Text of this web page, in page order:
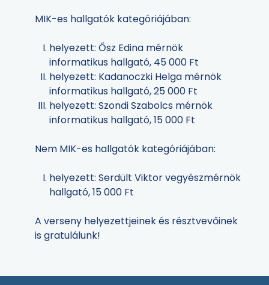
MIK-es hallgatók kategóriájában:
helyezett: Ősz Edina mérnök
informatikus hallgató, 45 000 Ft
helyezett: Kadanoczki Helga mérnök
informatikus hallgató, 25 000 Ft
helyezett: Szondi Szabolcs mérnök
informatikus hallgató, 15 000 Ft
Nem MIK-es hallgatók kategóriájában:
helyezett: Serdült Viktor vegyészmérnök
hallgató, 15 000 Ft
A verseny helyezettjeinek és résztvevőinek
is gratulálunk!